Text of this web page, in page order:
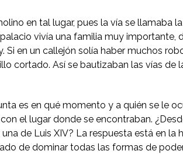
en tal lugar, pues la vía se llamaba
vivía una familia muy
Si en un callejón solía haber muchos
cortado. Así se bautizaban las vías de
es en qué momento y a quién se le
el lugar donde se encontraban.
de Luis XIV? La respuesta está en
de dominar todas las formas de